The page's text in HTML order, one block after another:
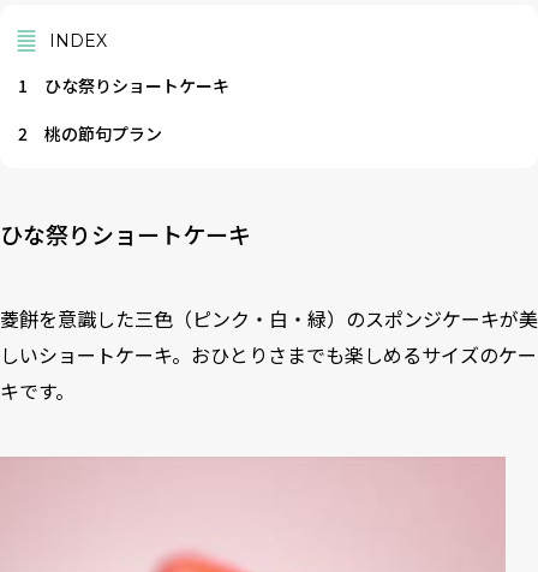
INDEX
1
ひな祭りショートケーキ
2
桃の節句プラン
ひな祭りショートケーキ
菱餅を意識した三色（ピンク・白・緑）のスポンジケーキが美
しいショートケーキ。おひとりさまでも楽しめるサイズのケー
キです。